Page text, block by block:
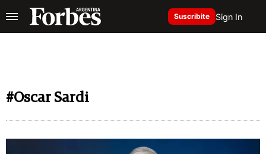
Suscribite Sign In
#Oscar Sardi